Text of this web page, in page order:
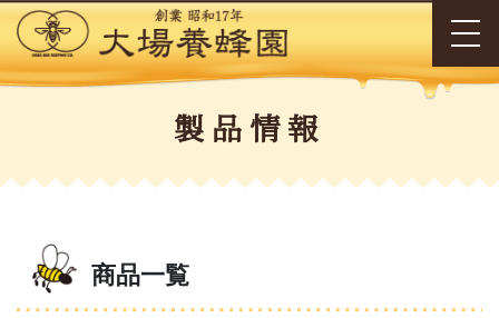
製品情報
商品一覧